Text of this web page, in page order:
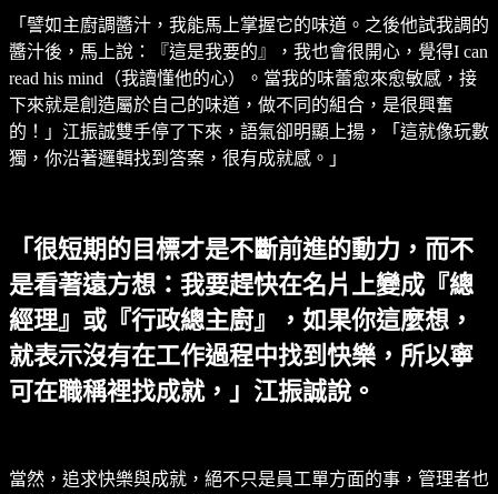
「譬如主廚調醬汁，我能馬上掌握它的味道。之後他試我調的
醬汁後，馬上說：『這是我要的』，我也會很開心，覺得I can
read his mind（我讀懂他的心）。當我的味蕾愈來愈敏感，接
下來就是創造屬於自己的味道，做不同的組合，是很興奮
的！」江振誠雙手停了下來，語氣卻明顯上揚，「這就像玩數
獨，你沿著邏輯找到答案，很有成就感。」
「很短期的目標才是不斷前進的動力，而不
是看著遠方想：我要趕快在名片上變成『總
經理』或『行政總主廚』，如果你這麼想，
就表示沒有在工作過程中找到快樂，所以寧
可在職稱裡找成就，」江振誠說。
當然，追求快樂與成就，絕不只是員工單方面的事，管理者也